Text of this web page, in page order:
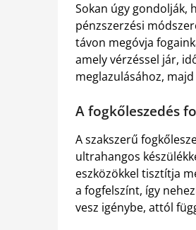
Sokan úgy gondolják,
pénzszerzési
távon megóvja
amely vérzéssel jár,
meglazulásához,
A fogkőleszedés
A szakszerű
ultrahangos
eszközökkel tisztítja
a fogfelszínt, így
vesz igénybe, attól